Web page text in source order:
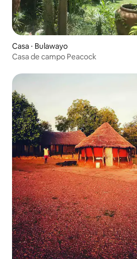
Casa ⋅ Bulawayo
Casa de campo Peacock